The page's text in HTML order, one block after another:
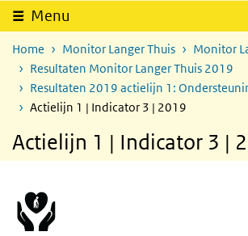
Menu
Home Monitor Langer Thuis
Monitor
Resultaten Monitor Langer Thuis 2019
Resultaten 2019 actielijn 1:
Actielijn 1 | Indicator 3 | 2019
Actielijn 1 | Indicator 3 |